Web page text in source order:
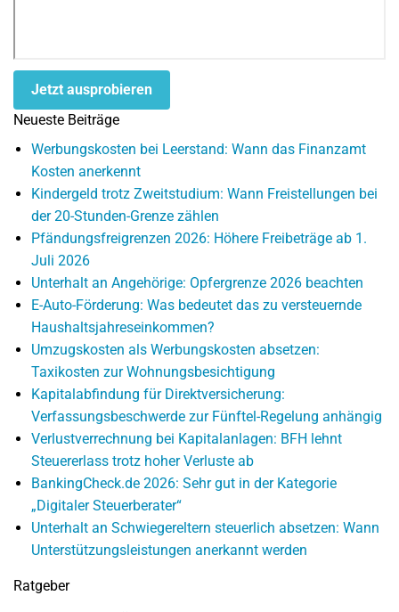
Jetzt ausprobieren
Neueste Beiträge
Werbungskosten bei Leerstand: Wann das Finanzamt
Kosten anerkennt
Kindergeld trotz Zweitstudium: Wann Freistellungen bei
der 20-Stunden-Grenze zählen
Pfändungsfreigrenzen 2026: Höhere Freibeträge ab 1.
Juli 2026
Unterhalt an Angehörige: Opfergrenze 2026 beachten
E-Auto-Förderung: Was bedeutet das zu versteuernde
Haushaltsjahreseinkommen?
Umzugskosten als Werbungskosten absetzen:
Taxikosten zur Wohnungsbesichtigung
Kapitalabfindung für Direktversicherung:
Verfassungsbeschwerde zur Fünftel-Regelung anhängig
Verlustverrechnung bei Kapitalanlagen: BFH lehnt
Steuererlass trotz hoher Verluste ab
BankingCheck.de 2026: Sehr gut in der Kategorie
„Digitaler Steuerberater“
Unterhalt an Schwiegereltern steuerlich absetzen: Wann
Unterstützungsleistungen anerkannt werden
Ratgeber